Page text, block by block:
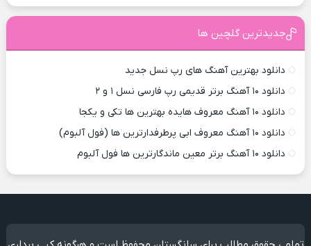
جدیدترین گلچین ها
دانلود بهترین آهنگ های رپ نسل جدید
دانلود ۱۰ آهنگ برتر قدیمی رپ فارسی نسل ۱ و ۲
دانلود ۱۰ آهنگ معروف هایده بهترین ها تکی و یکجا
دانلود ۱۰ آهنگ معروف ابی پرطرفدارترین ها (فول آلبوم)
دانلود ۱۰ آهنگ برتر معین ماندگارترین ها فول آلبوم